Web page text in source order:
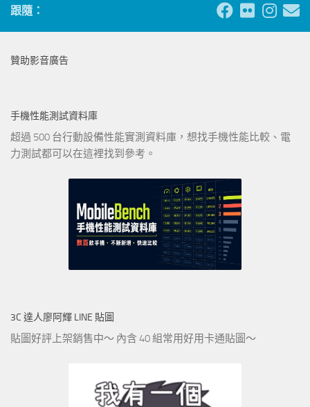
跟隨：
贊助影音廣告
手機性能測試資料庫
超過 500 台行動設備性能實測資料庫，想找手機性能比較、電
力測試都可以在這裡找到參考。
3C 達人廖阿輝 LINE 貼圖
貼圖好評上架銷售中～ 內含 40 組常用好用卡通貼圖～